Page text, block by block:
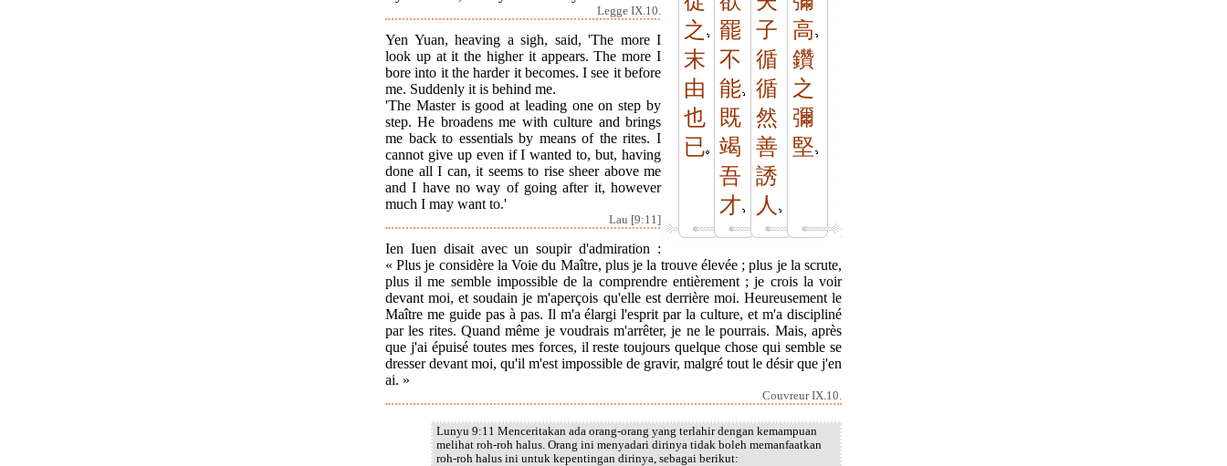
之
末
由
也
已
罷
不
能
既
竭
吾
才
子
循
循
然
善
誘
人
高
鑽
之
彌
堅
Legge IX.10.
Yen Yuan, heaving a sigh, said, 'The more I
look up at it the higher it appears. The more I
bore into it the harder it becomes. I see it before
me. Suddenly it is behind me.
'The Master is good at leading one on step by
step. He broadens me with culture and brings
me back to essentials by means of the rites. I
cannot give up even if I wanted to, but, having
done all I can, it seems to rise sheer above me
and I have no way of going after it, however
much I may want to.'
Lau [9:11]
Ien Iuen disait avec un soupir d'admiration :
« Plus je considère la Voie du Maître, plus je la trouve élevée ; plus je la scrute,
plus il me semble impossible de la comprendre entièrement ; je crois la voir
devant moi, et soudain je m'aperçois qu'elle est derrière moi. Heureusement le
Maître me guide pas à pas. Il m'a élargi l'esprit par la culture, et m'a discipliné
par les rites. Quand même je voudrais m'arrêter, je ne le pourrais. Mais, après
que j'ai épuisé toutes mes forces, il reste toujours quelque chose qui semble se
dresser devant moi, qu'il m'est impossible de gravir, malgré tout le désir que j'en
ai. »
Couvreur IX.10.
Lunyu 9:11 Menceritakan ada orang-orang yang terlahir dengan kemampuan
melihat roh-roh halus. Orang ini menyadari dirinya tidak boleh memanfaatkan
roh-roh halus ini untuk kepentingan dirinya, sebagai berikut: